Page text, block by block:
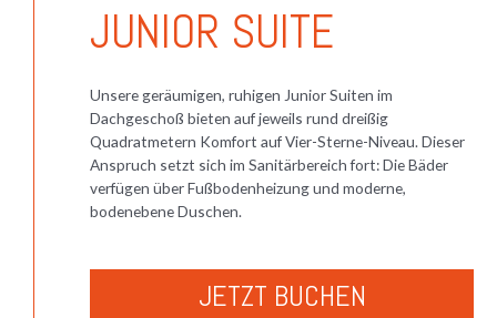
JUNIOR SUITE
Unsere geräumigen, ruhigen Junior Suiten im
Dachgeschoß bieten auf jeweils rund dreißig
Quadratmetern Komfort auf Vier-Sterne-Niveau. Dieser
Anspruch setzt sich im Sanitärbereich fort: Die Bäder
verfügen über Fußbodenheizung und moderne,
bodenebene Duschen.
JETZT BUCHEN